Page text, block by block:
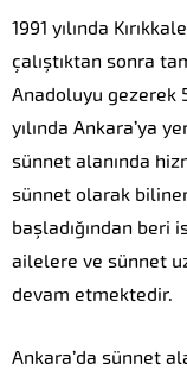
1991 yılında
çalıştıktan sonra
Anadoluyu gezerek
yılında Ankara’ya
sünnet alanında
sünnet olarak
başladığından
ailelere ve sünnet
devam etmektedir.
Ankara’da sünnet